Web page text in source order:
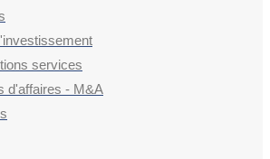
services
d'affaires - M&A